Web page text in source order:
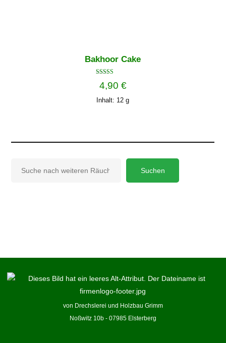
Bakhoor Cake
Bewertet mit
5.00
4,90 €
Inhalt: 12g
Suchen
von Drechslerei und Holzbau Grimm
Noßwitz 10b - 07985 Elsterberg